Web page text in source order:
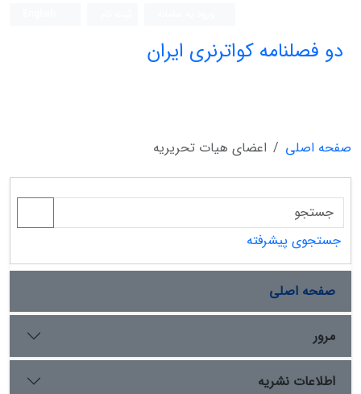
دو فصلنامه کواترنری ایران
صفحه اصلی اعضای هیات تحریریه
جستجوی پیشرفته
صفحه اصلی
مرور
اطلاعات نشریه